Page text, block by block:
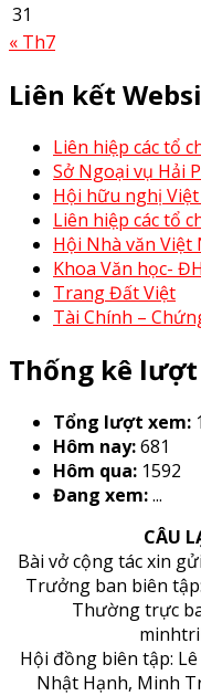
31
« Th7
Liên kết
Liên hiệp các tổ
Sở Ngoại vụ Hải
Hội hữu nghị
Liên hiệp các tổ
Hội Nhà văn Việt
Khoa Văn học-
Trang Đất Việt
Tài Chính –
Thống kê
Tổng lượt xem:
Hôm nay:681
Hôm qua: 1592
Đang xem:...
CÂU
Bài vở cộng tác xin
Trưởng ban biên
Thường trực
Hội đồng biên tập:
Nhật Hạnh, Minh